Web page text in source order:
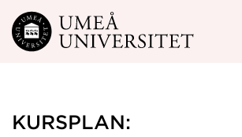
Hoppa direkt till innehållet
KURSPLAN: